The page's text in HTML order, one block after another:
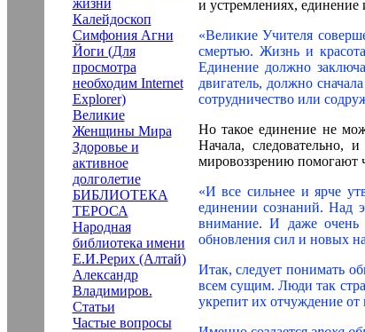
жизни
Калейдоскоп
Симфония Агни
Йоги (Для
просмотра
необходим Internet
Explorer)
Великие
Женщины Мира
Здоровье и
активное
долголетие
БИБЛИОТЕКА
ТЕРОСА
Народная
библиотека имени
Е.И.Рерих (Алтай)
Александр
Владимиров.
Статьи
Частые вопросы
и устремлениях, единение
«Великие Учителя
смертью. Жизнь и
Единение должно
двигатель, должно
сотрудничество или
Но такое единение не
Начала, следовательно,
мировоззрению помогают
«И все сильнее и ярче
единении сознаний. Над
внимание. И даже очень
обновления сил и новых
Итак, следует понимать
всем сущим. Люди так
укрепит их отчуждение